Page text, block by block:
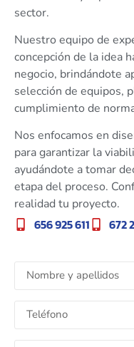
sector.
Nuestro equipo de
concepción de la idea
negocio, brindándote
selección de equipos,
cumplimiento de
Nos enfocamos en
para garantizar la
ayudándote a tomar
etapa del proceso.
realidad tu proyecto.
656 925 611 672